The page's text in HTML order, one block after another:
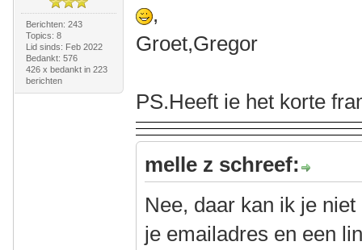
Berichten: 243
Topics: 8
Lid sinds: Feb 2022
Bedankt: 576
426 x bedankt in 223
berichten
,
Groet,Gregor
PS.Heeft ie het korte
melle z schreef:
Nee, daar kan ik je
je emailadres en een